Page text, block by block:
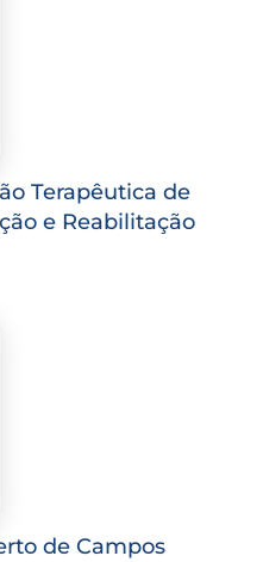
Terapêutica de
e Reabilitação
de Campos